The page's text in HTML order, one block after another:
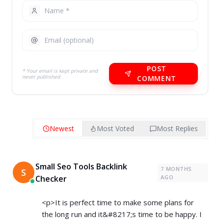
* Your email is kept private and
never published.
POST
COMMENT
Newest Most Voted Most Replies
S
Small Seo Tools Backlink
Checker
7 MONTHS
AGO
<p>It is perfect time to make some plans for
the long run and it&#8217;s time to be happy. I